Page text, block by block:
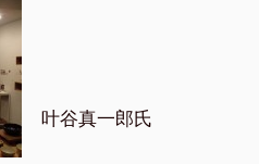
叶谷真一郎氏